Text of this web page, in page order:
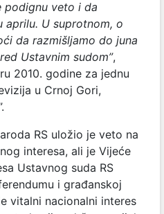
podignu veto i da
aprilu. U suprotnom, o
da razmišljamo do juna
Ustavnim sudom”,
2010. godine za jednu
u Crnoj Gori,
RS uložio je veto na
interesa, ali je Vijeće
Ustavnog suda RS
i građanskoj
vitalni nacionalni interes